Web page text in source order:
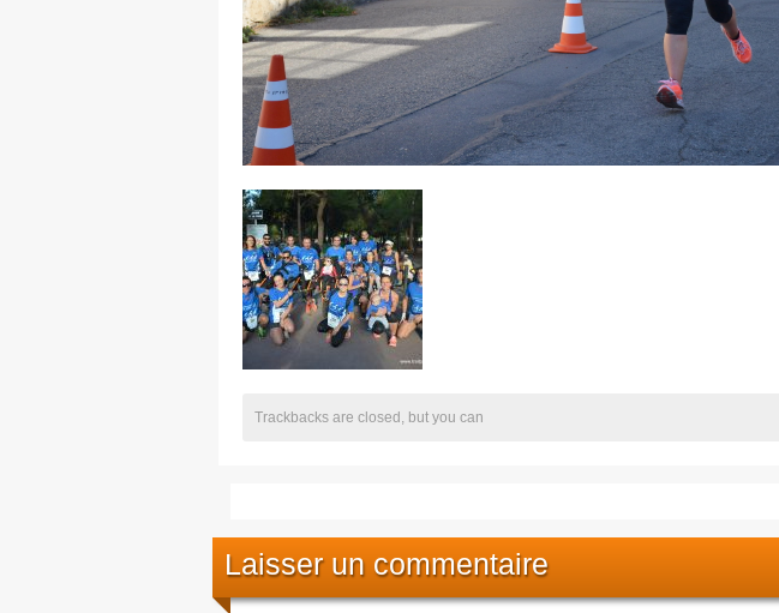
Trackbacks are closed, but you can
Laisser un commentaire